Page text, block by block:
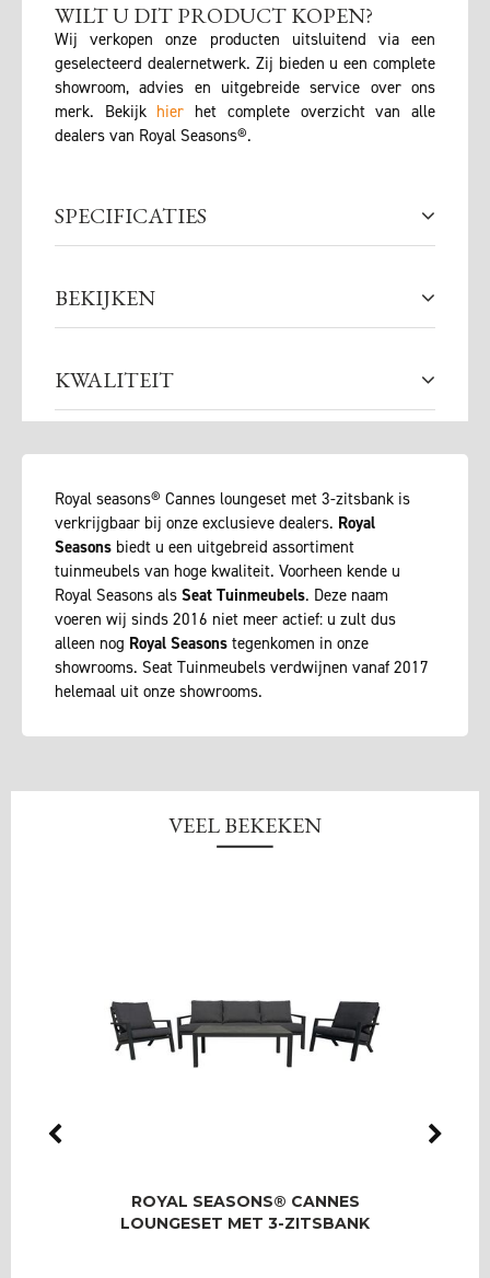
WILT U DIT PRODUCT KOPEN?
Wij verkopen onze producten uitsluitend via een
geselecteerd dealernetwerk. Zij bieden u een complete
showroom, advies en uitgebreide service over ons
merk. Bekijk hier het complete overzicht van alle
dealers van Royal Seasons®.
SPECIFICATIES
BEKIJKEN
KWALITEIT
Royal seasons® Cannes loungeset met 3-zitsbank is
verkrijgbaar bij onze exclusieve dealers. Royal
Seasons biedt u een uitgebreid assortiment
tuinmeubels van hoge kwaliteit. Voorheen kende u
Royal Seasons als Seat Tuinmeubels. Deze naam
voeren wij sinds 2016 niet meer actief: u zult dus
alleen nog Royal Seasons tegenkomen in onze
showrooms. Seat Tuinmeubels verdwijnen vanaf 2017
helemaal uit onze showrooms.
VEEL BEKEKEN
ROYAL SEASONS® CANNES
LOUNGESET MET 3-ZITSBANK